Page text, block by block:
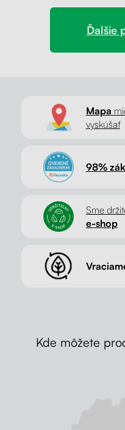
Ďalšie
Mapa
vyskúšať
98%
Sme
e-shop
Kde môžete